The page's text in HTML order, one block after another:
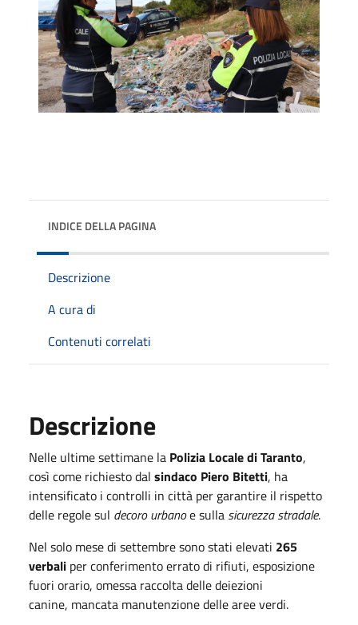
INDICE DELLA PAGINA
Descrizione
A cura di
Contenuti correlati
Descrizione
Nelle ultime settimane la Polizia Locale di Taranto,
così come richiesto dal sindaco Piero Bitetti, ha
intensificato i controlli in città per garantire il rispetto
delle regole sul decoro urbanoe sulla sicurezza stradale.
Nel solo mese di settembre sono stati elevati 265
verbali per conferimento errato di rifiuti, esposizione
fuori orario, omessa raccolta delle deiezioni
canine, mancata manutenzione delle aree verdi.